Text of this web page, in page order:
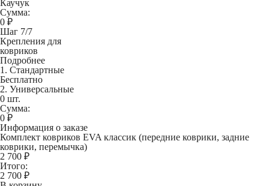
Каучук
Сумма:
0 ₽
Шаг 7/7
Крепления для
ковриков
Подробнее
1. Стандартные
Бесплатно
2. Универсальные
0 шт.
Сумма:
0 ₽
Информация о заказе
Комплект ковриков EVA классик (передние коврики, задние
коврики, перемычка)
2 700 ₽
Итого:
2 700 ₽